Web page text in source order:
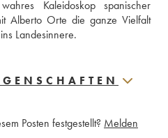
Kaleidoskop spanischer
Alberto Orte die ganze Vielfalt
Landesinnere.
Posten festgestellt? Melden